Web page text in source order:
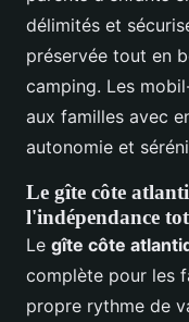
délimités et
préservée tout en
camping. Les
aux familles avec
autonomie et
Le gîte côte
l'indépendance
Le gîte côte
complète pour les
propre rythme de